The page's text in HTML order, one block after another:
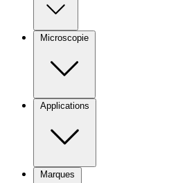
Microscopie
Applications
Marques